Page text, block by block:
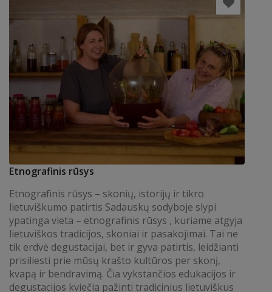
Etnografinis rūsys
Etnografinis rūsys – skonių, istorijų ir tikro
lietuviškumo patirtis Sadauskų sodyboje slypi
ypatinga vieta – etnografinis rūsys , kuriame atgyja
lietuviškos tradicijos, skoniai ir pasakojimai. Tai ne
tik erdvė degustacijai, bet ir gyva patirtis, leidžianti
prisiliesti prie mūsų krašto kultūros per skonį,
kvapą ir bendravimą. Čia vykstančios edukacijos ir
degustacijos kviečia pažinti tradicinius lietuviškus